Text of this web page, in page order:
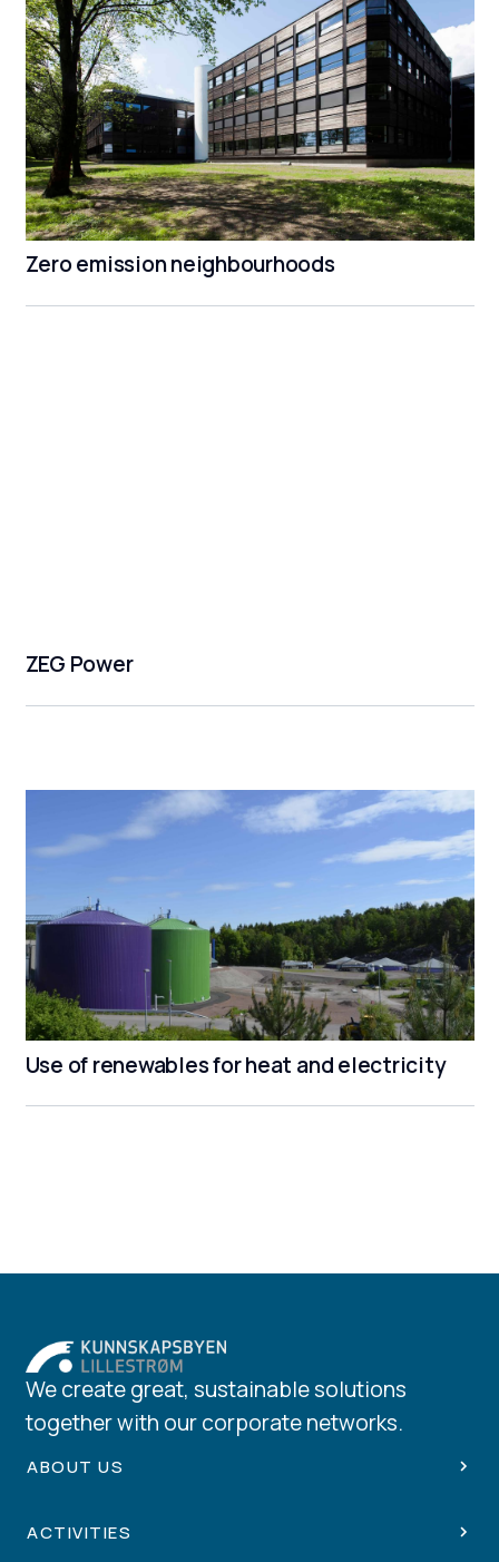
Zero emission neighbourhoods
ZEG Power
Use of renewables for heat and electricity
We create great, sustainable solutions
together with our corporate networks.
ABOUT US
ACTIVITIES